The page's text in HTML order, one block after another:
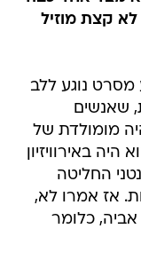
לא קצת מוזיל
נוגע ללב
שאנשים
מומולדת של
באירוויזיון
החליטה
אז אמרו לא,
כלומר